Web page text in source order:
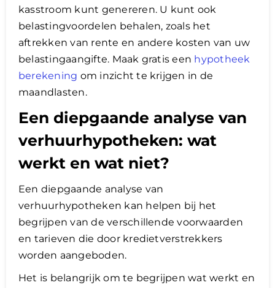
kasstroom kunt genereren. U kunt ook
belastingvoordelen behalen, zoals het
aftrekken van rente en andere kosten van uw
belastingaangifte. Maak gratis een hypotheek
berekening om inzicht te krijgen in de
maandlasten.
Een diepgaande analyse van
verhuurhypotheken: wat
werkt en wat niet?
Een diepgaande analyse van
verhuurhypotheken kan helpen bij het
begrijpen van de verschillende voorwaarden
en tarieven die door kredietverstrekkers
worden aangeboden.
Het is belangrijk om te begrijpen wat werkt en